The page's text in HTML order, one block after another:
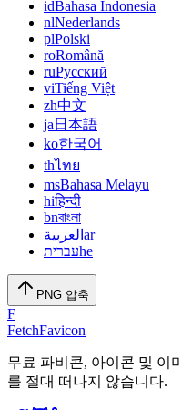
idBahasa Indonesia
nlNederlands
plPolski
roRomână
ruРусский
viTiếng Việt
zh中文
ja 日本語
ko한국어
thไทย
msBahasa Melayu
hiहिन्दी
bnবাংলা
ar العربية
heעברית
PNG 압축
F
FetchFavicon
무료 파비콘, 아이콘 및 이
를 절대 떠나지 않습니다.